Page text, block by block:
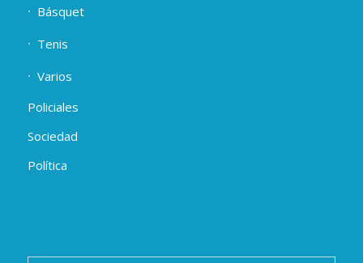
Básquet
Tenis
Varios
Policiales
Sociedad
Política